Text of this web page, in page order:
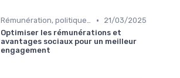
Rémunération, politiques salariales & benefits •
21/03/2025
Optimiser les rémunérations et
avantages sociaux pour un meilleur
engagement